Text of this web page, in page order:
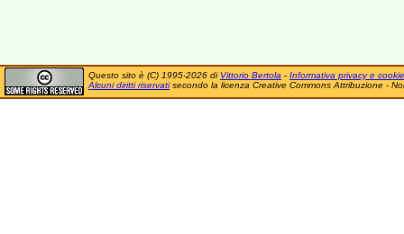
Questo sito è (C) 1995-2026 di Vittorio Bertola - Informativa privacy e cookie
Alcuni diritti riservatisecondo la licenza Creative Commons Attribuzione -